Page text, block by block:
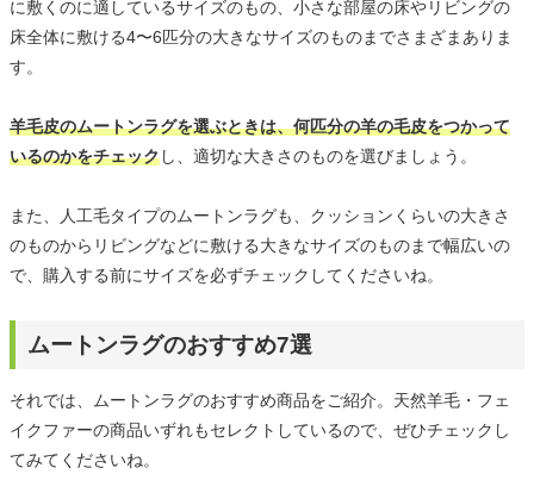
に敷くのに適しているサイズのもの、小さな部屋の床やリビングの
床全体に敷ける4〜6匹分の大きなサイズのものまでさまざまありま
す。
羊毛皮のムートンラグを選ぶときは、何匹分の羊の毛皮をつかって
いるのかをチェックし、適切な大きさのものを選びましょう。
また、人工毛タイプのムートンラグも、クッションくらいの大きさ
のものからリビングなどに敷ける大きなサイズのものまで幅広いの
で、購入する前にサイズを必ずチェックしてくださいね。
ムートンラグのおすすめ7選
それでは、ムートンラグのおすすめ商品をご紹介。天然羊毛・フェ
イクファーの商品いずれもセレクトしているので、ぜひチェックし
てみてくださいね。